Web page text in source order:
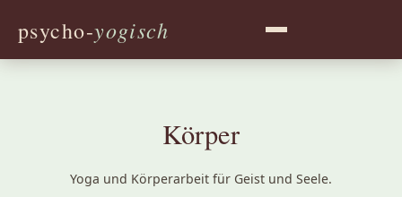
psycho-yogisch
Körper
Yoga und Körperarbeit für Geist und Seele.